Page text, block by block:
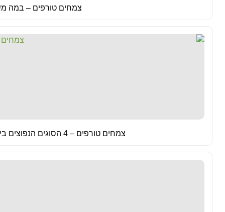
צמחים טורפים – במה
צמחים טורפים – 4 הסוגים הנפוצים בישראל ותנאי הגידול שלהם